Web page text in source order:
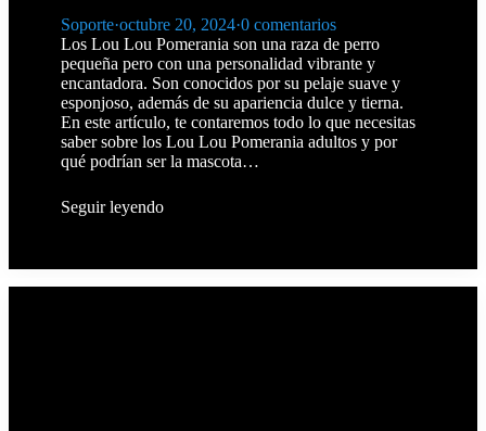
Soporte·octubre 20, 2024·0 comentarios
Los Lou Lou Pomerania son una raza de perro
pequeña pero con una personalidad vibrante y
encantadora. Son conocidos por su pelaje suave y
esponjoso, además de su apariencia dulce y tierna.
En este artículo, te contaremos todo lo que necesitas
saber sobre los Lou Lou Pomerania adultos y por
qué podrían ser la mascota…
Seguir leyendo